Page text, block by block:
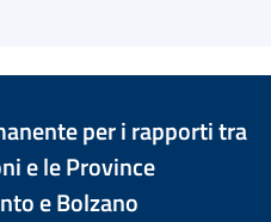
per i rapporti tra
e le Province
e Bolzano